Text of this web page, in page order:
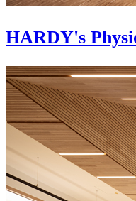
HARDY's